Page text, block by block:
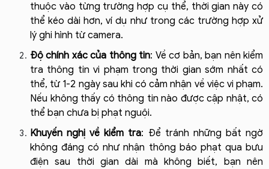
thuộc vào từng trường hợp cụ thể, thời gian này có
thể kéo dài hơn, ví dụ như trong các trường hợp xử
lý ghi hình từ camera.
Độ chính xác của thông tin: Về cơ bản, bạn nên kiểm
tra thông tin vi phạm trong thời gian sớm nhất có
thể, từ 1-2 ngày sau khi có cảm nhận về việc vi phạm.
Nếu không thấy có thông tin nào được cập nhật, có
thể bạn chưa bị phạt nguội.
Khuyến nghị về kiểm tra: Để tránh những bất ngờ
không đáng có như nhận thông báo phạt qua bưu
điện sau thời gian dài mà không biết, bạn nên